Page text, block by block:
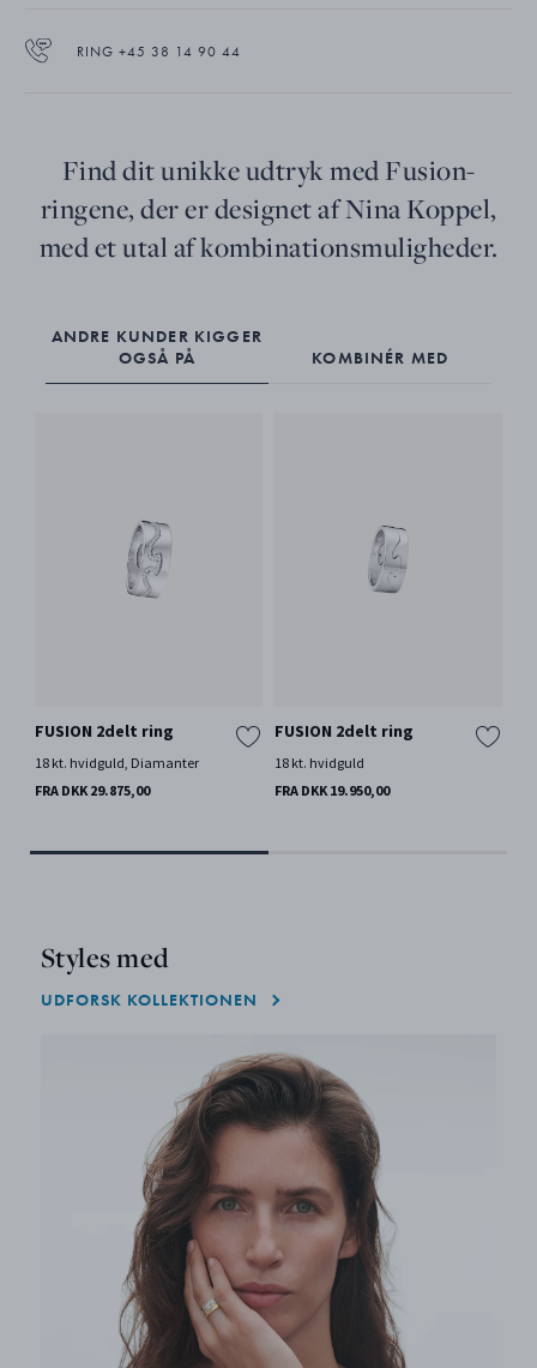
RING +45 38 14 90 44
Find dit unikke udtryk med Fusion-
ringene, der er designet af Nina Koppel,
med et utal af kombinationsmuligheder.
ANDRE KUNDER KIGGER
OGSÅ PÅ
KOMBINÉR MED
FUSION 2delt ring
18 kt. hvidguld, Diamanter
FRA DKK 29.875,00
FUSION 2delt ring
18 kt. hvidguld
FRA DKK 19.950,00
Styles med
UDFORSK KOLLEKTIONEN